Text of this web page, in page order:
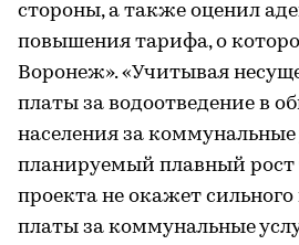
стороны, а также оценил
повышения тарифа, о
Воронеж». «Учитывая
платы за водоотведение в
населения за коммунальные
планируемый плавный
проекта не окажет
платы за коммунальные